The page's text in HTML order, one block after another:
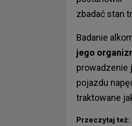
zbadać stan
Badanie
jego
prowadzenie
pojazdu
traktowane
Przeczytaj też: